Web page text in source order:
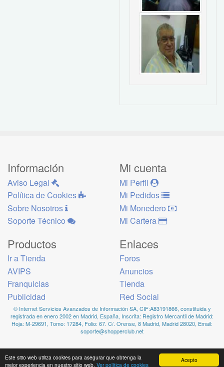
Acepto
Este sitio web utiliza cookies para asegurar que obtenga la
mejor experiencia en nuestro sitio web. Ver política de cookies
Información
Aviso Legal
Política de Cookies
Sobre Nosotros
Soporte Técnico
Mi cuenta
Mi Perfil
Mi Pedidos
Mi Monedero
Mi Cartera
Productos
Ir a Tienda
AVIPS
Franquicias
Publicidad
Enlaces
Foros
Anuncios
Tienda
Red Social
© Internet Servicios Avanzados de Información SA, CIF:A83191866, constituida y
registrada en enero 2002 en Madrid, España, Inscrita: Registro Mercantil de Madrid:
Hoja: M-29691, Tomo: 17284, Folio: 67. C/. Orense, 8 Madrid, Madrid 28020, Email:
soporte@shopperclub.net